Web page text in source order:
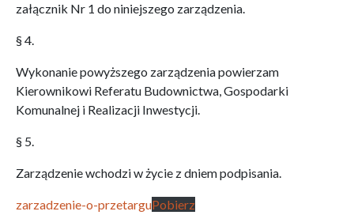
załącznik Nr 1 do niniejszego zarządzenia.
§ 4.
Wykonanie powyższego zarządzenia powierzam
Kierownikowi Referatu Budownictwa, Gospodarki
Komunalnej i Realizacji Inwestycji.
§ 5.
Zarządzenie wchodzi w życie z dniem podpisania.
zarzadzenie-o-przetarguPobierz